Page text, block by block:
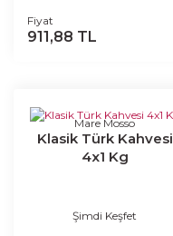
Fiyat
911,88 TL
Mare Mosso
Klasik Türk Kahvesi
4x1 Kg
Şimdi Keşfet